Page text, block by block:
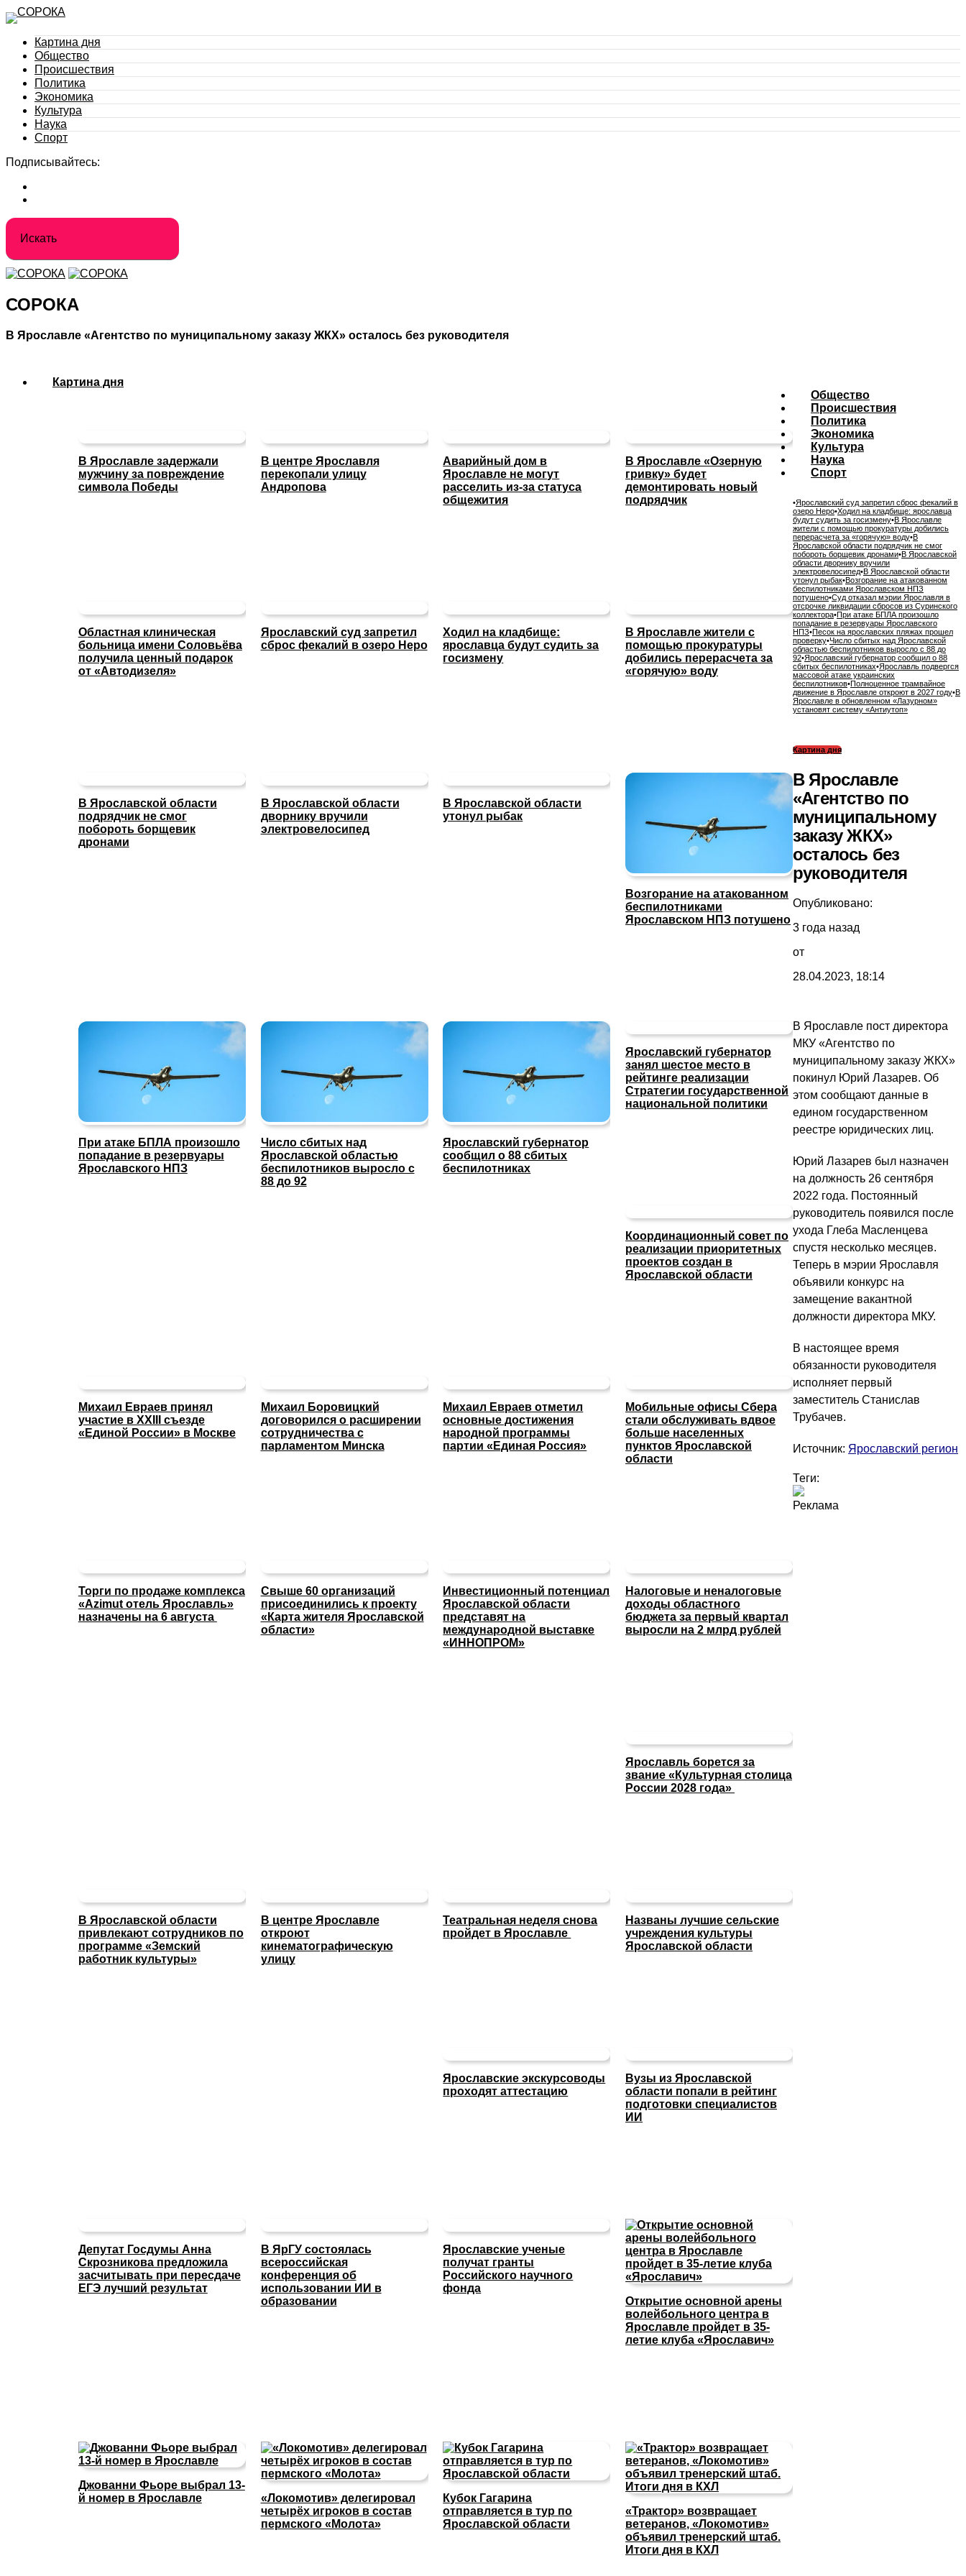
Картина дня
Общество
Происшествия
Политика
Экономика
Культура
Наука
Спорт
Подписывайтесь:
СОРОКА
В Ярославле «Агентство по муниципальному заказу ЖКХ» осталось без руководителя
Картина дня
В Ярославле задержали
мужчину за повреждение
символа Победы
В центре Ярославля
перекопали улицу
Андропова
Аварийный дом в
Ярославле не могут
расселить из-за статуса
общежития
В Ярославле «Озерную
гривку» будет
демонтировать новый
подрядчик
Областная клиническая
больница имени Соловьёва
получила ценный подарок
от «Автодизеля»
Общество
Ярославский суд запретил
сброс фекалий в озеро Неро
Ходил на кладбище:
ярославца будут судить за
госизмену
В Ярославле жители с
помощью прокуратуры
добились перерасчета за
«горячую» воду
В Ярославской области
подрядчик не смог
побороть борщевик
дронами
В Ярославской области
дворнику вручили
электровелосипед
Происшествия
В Ярославской области
утонул рыбак
Возгорание на атакованном
беспилотниками
Ярославском НПЗ потушено
При атаке БПЛА произошло
попадание в резервуары
Ярославского НПЗ
Число сбитых над
Ярославской областью
беспилотников выросло с
88 до 92
Ярославский губернатор
сообщил о 88 сбитых
беспилотниках
Политика
Ярославский губернатор
занял шестое место в
рейтинге реализации
Стратегии государственной
национальной политики
Координационный совет по
реализации приоритетных
проектов создан в
Ярославской области
Михаил Евраев принял
участие в XXIII съезде
«Единой России» в Москве
Михаил Боровицкий
договорился о расширении
сотрудничества с
парламентом Минска
Михаил Евраев отметил
основные достижения
народной программы
партии «Единая Россия»
Экономика
Мобильные офисы Сбера
стали обслуживать вдвое
больше населенных
пунктов Ярославской
области
Торги по продаже комплекса
«Azimut отель Ярославль»
назначены на 6 августа
Свыше 60 организаций
присоединились к проекту
«Карта жителя Ярославской
области»
Инвестиционный потенциал
Ярославской области
представят на
международной выставке
«ИННОПРОМ»
Налоговые и неналоговые
доходы областного
бюджета за первый квартал
выросли на 2 млрд рублей
Культура
Ярославль борется за
звание «Культурная столица
России 2028 года»
В Ярославской области
привлекают сотрудников по
программе «Земский
работник культуры»
В центре Ярославле
откроют
кинематографическую
улицу
Театральная неделя снова
пройдет в Ярославле
Названы лучшие сельские
учреждения культуры
Ярославской области
Наука
Ярославские экскурсоводы
проходят аттестацию
Вузы из Ярославской
области попали в рейтинг
подготовки специалистов
ИИ
Депутат Госдумы Анна
Скрозникова предложила
засчитывать при пересдаче
ЕГЭ лучший результат
В ЯрГУ состоялась
всероссийская
конференция об
использовании ИИ в
образовании
Ярославские ученые
получат гранты
Российского научного
фонда
Спорт
Открытие основной арены
волейбольного центра в
Ярославле пройдет в 35-
летие клуба «Ярославич»
Джованни Фьоре выбрал 13-
й номер в Ярославле
«Локомотив» делегировал
четырёх игроков в состав
пермского «Молота»
Кубок Гагарина
отправляется в тур по
Ярославской области
«Трактор» возвращает
ветеранов, «Локомотив»
объявил тренерский штаб.
Итоги дня в КХЛ
•Ярославский суд запретил сброс фекалий в
озеро Неро•Ходил на кладбище: ярославца
будут судить за госизмену•В Ярославле
жители с помощью прокуратуры добились
перерасчета за «горячую» воду•В
Ярославской области подрядчик не смог
побороть борщевик дронами•В Ярославской
области дворнику вручили
электровелосипед•В Ярославской области
утонул рыбак•Возгорание на атакованном
беспилотниками Ярославском НПЗ
потушено•Суд отказал мэрии Ярославля в
отсрочке ликвидации сбросов из Суринского
коллектора•При атаке БПЛА произошло
попадание в резервуары Ярославского
НПЗ•Песок на ярославских пляжах прошел
проверку•Число сбитых над Ярославской
областью беспилотников выросло с 88 до
92•Ярославский губернатор сообщил о 88
сбитых беспилотниках•Ярославль подвергся
массовой атаке украинских
беспилотников•Полноценное трамвайное
движение в Ярославле откроют в 2027 году•В
Ярославле в обновленном «Лазурном»
установят систему «Антиутоп»
Картина дня
В Ярославле
«Агентство по
муниципальному
заказу ЖКХ»
осталось без
руководителя
Опубликовано:
3 года назад
от
28.04.2023, 18:14
В Ярославле пост директора
МКУ «Агентство по
муниципальному заказу ЖКХ»
покинул Юрий Лазарев. Об
этом сообщают данные в
едином государственном
реестре юридических лиц.
Юрий Лазарев был назначен
на должность 26 сентября
2022 года. Постоянный
руководитель появился после
ухода Глеба Масленцева
спустя несколько месяцев.
Теперь в мэрии Ярославля
объявили конкурс на
замещение вакантной
должности директора МКУ.
В настоящее время
обязанности руководителя
исполняет первый
заместитель Станислав
Трубачев.
Источник: Ярославский регион
Теги:
Реклама